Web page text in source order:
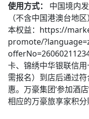
使用方式：
中国境内
（不含中国港澳台地
本权益：https://
promote/
卡、锦绣中华银联信
需报名）到店后通过
惠。万豪集团‘参加酒
相应的万豪旅享家积